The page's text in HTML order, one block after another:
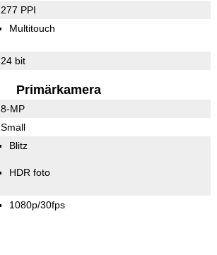
277 PPI
Multitouch
24 bit
Primärkamera
8-MP
Small
Blitz
HDR foto
1080p/30fps